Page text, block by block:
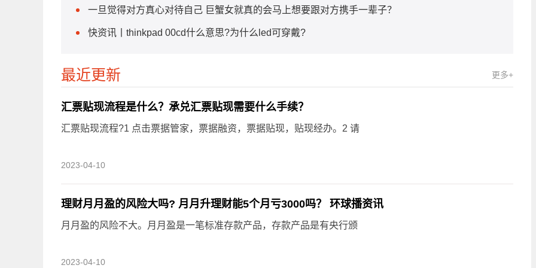
一旦觉得对方真心对待自己 巨蟹女就真的会马上想要跟对方携手一辈子？
快资讯丨thinkpad 00cd什么意思?为什么led可穿戴?
最近更新 更多+
汇票贴现流程是什么？承兑汇票贴现需要什么手续？
汇票贴现流程?1 点击票据管家，票据融资，票据贴现，贴现经办。2 请
2023-04-10
理财月月盈的风险大吗? 月月升理财能5个月亏3000吗？ 环球播资讯
月月盈的风险不大。月月盈是一笔标准存款产品，存款产品是有央行颁
2023-04-10